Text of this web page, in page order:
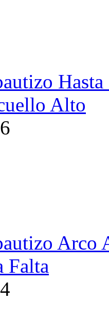
Alto
Arco
Falta